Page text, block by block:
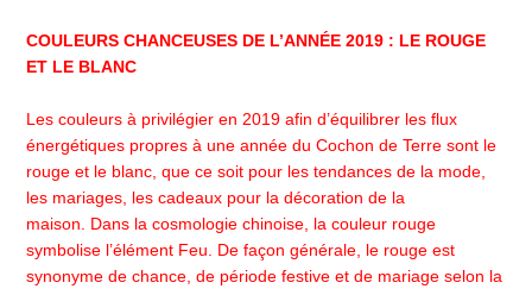
COULEURS CHANCEUSES DE L’ANNÉE 2019 : LE ROUGE
ET LE BLANC
Les couleurs à privilégier en 2019 afin d’équilibrer les flux
énergétiques propres à une année du Cochon de Terre sont le
rouge et le blanc, que ce soit pour les tendances de la mode,
les mariages, les cadeaux pour la décoration de la
maison. Dans la cosmologie chinoise, la couleur rouge
symbolise l’élément Feu. De façon générale, le rouge est
synonyme de chance, de période festive et de mariage selon la